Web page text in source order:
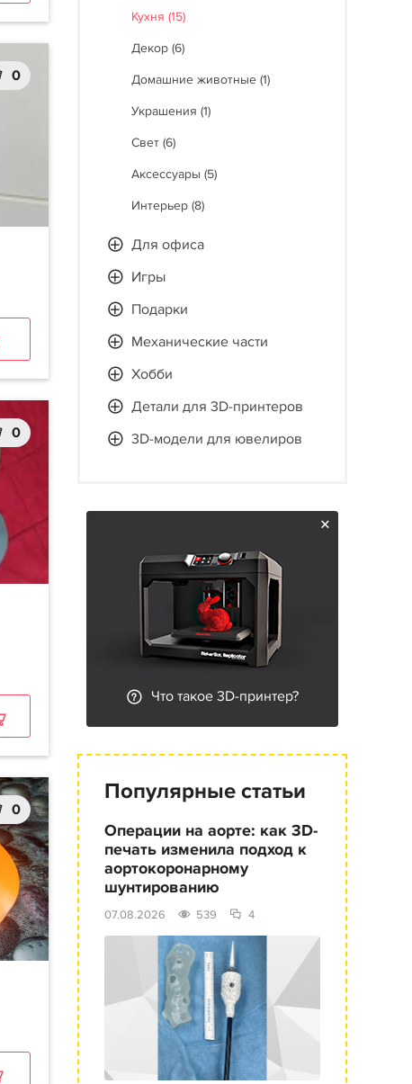
0
0
0
Кухня (15)
Декор (6)
Домашние животные (1)
Украшения (1)
Свет (6)
Аксессуары (5)
Интерьер (8)
Для офиса
Игры
Подарки
Механические части
Хобби
Детали для 3D-принтеров
3D-модели для ювелиров
Что такое 3D-принтер?
Популярные статьи
Операции на аорте: как 3D-
печать изменила подход к
аортокоронарному
шунтированию
07.08.2026 539 4